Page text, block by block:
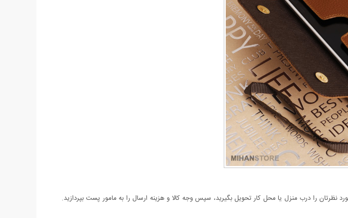
را درب منزل یا محل کار تحویل بگیرید، سپس وجه کالا و هزینه ارسال را به مامور پست بپردازید.